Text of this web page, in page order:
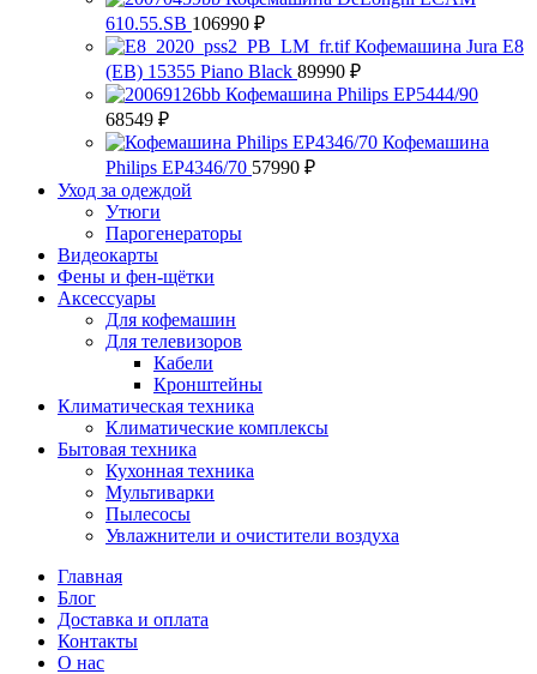
610.55.SB 106990 ₽
Кофемашина Jura E8
(EB) 15355 Piano Black 89990 ₽
Кофемашина Philips EP5444/90
68549 ₽
Кофемашина
Philips EP4346/70 57990 ₽
Уход за одеждой
Утюги
Парогенераторы
Видеокарты
Фены и фен-щётки
Аксессуары
Для кофемашин
Для телевизоров
Кабели
Кронштейны
Климатическая техника
Климатические комплексы
Бытовая техника
Кухонная техника
Мультиварки
Пылесосы
Увлажнители и очистители воздуха
Главная
Блог
Доставка и оплата
Контакты
О нас